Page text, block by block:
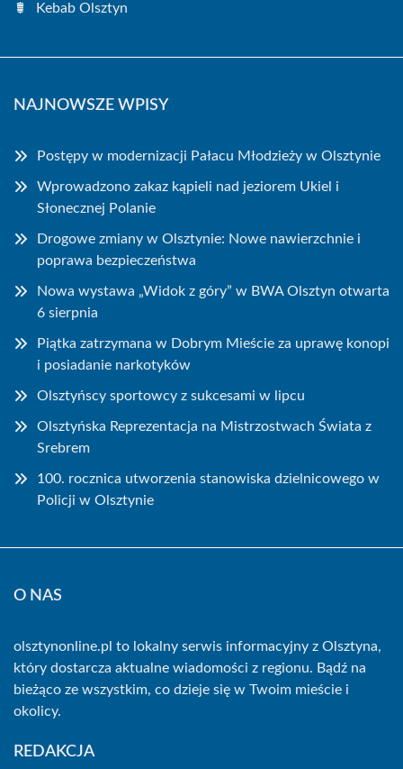
Kebab Olsztyn
NAJNOWSZE WPISY
Postępy w modernizacji Pałacu Młodzieży w Olsztynie
Wprowadzono zakaz kąpieli nad jeziorem Ukiel i
Słonecznej Polanie
Drogowe zmiany w Olsztynie: Nowe nawierzchnie i
poprawa bezpieczeństwa
Nowa wystawa „Widok z góry” w BWA Olsztyn otwarta
6 sierpnia
Piątka zatrzymana w Dobrym Mieście za uprawę konopi
i posiadanie narkotyków
Olsztyńscy sportowcy z sukcesami w lipcu
Olsztyńska Reprezentacja na Mistrzostwach Świata z
Srebrem
100. rocznica utworzenia stanowiska dzielnicowego w
Policji w Olsztynie
O NAS
olsztynonline.pl to lokalny serwis informacyjny z Olsztyna,
który dostarcza aktualne wiadomości z regionu. Bądź na
bieżąco ze wszystkim, co dzieje się w Twoim mieście i
okolicy.
REDAKCJA